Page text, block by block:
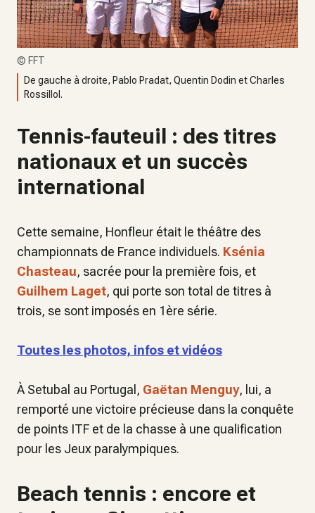
© FFT
De gauche à droite, Pablo Pradat, Quentin Dodin et Charles
Rossillol.
Tennis-fauteuil : des titres
nationaux et un succès
international
Cette semaine, Honfleur était le théâtre des
championnats de France individuels. Ksénia
Chasteau, sacrée pour la première fois, et
Guilhem Laget, qui porte son total de titres à
trois, se sont imposés en 1ère série.
Toutes les photos, infos et vidéos
À Setubal au Portugal, Gaëtan Menguy, lui, a
remporté une victoire précieuse dans la conquête
de points ITF et de la chasse à une qualification
pour les Jeux paralympiques.
Beach tennis : encore et